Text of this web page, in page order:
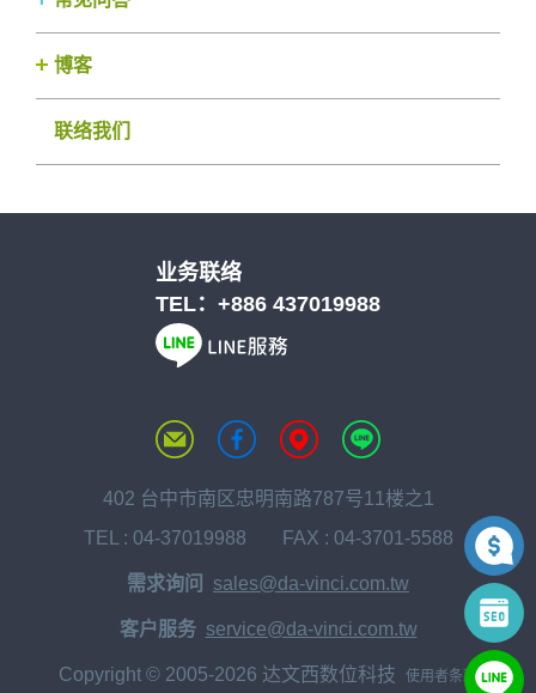
博客
联络我们
业务联络
TEL： +886 437019988
402 台中市南区忠明南路787号11楼之1
TEL : 04-37019988 FAX : 04-3701-5588
需求询问 sales@da-vinci.com.tw
客户服务 service@da-vinci.com.tw
Copyright © 2005-2026 达文西数位科技 使用者条款